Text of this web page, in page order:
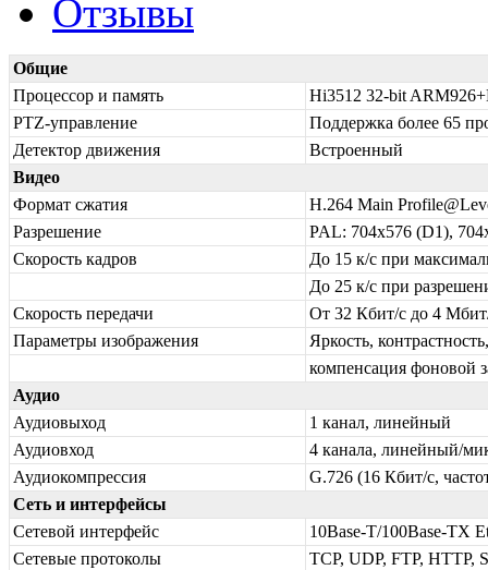
Отзывы
Общие
Процессор и память
Hi3512 32-bit
PTZ-управление
Поддержка более 65
Детектор движения
Встроенный
Видео
Формат сжатия
H.264 Main
Разрешение
PAL: 704x576 (D1),
Скорость кадров
До 15 к/с при
До 25 к/с при
Скорость передачи
От 32 Кбит/c до 4
Параметры изображения
Яркость,
компенсация фоновой
Аудио
Аудиовыход
1 канал, линейный
Аудиовход
4 канала, линейный/
Аудиокомпрессия
G.726 (16 Кбит/с,
Сеть и интерфейсы
Сетевой интерфейс
10Base-T/100Base-TX
Сетевые протоколы
TCP, UDP, FTP, HTTP,